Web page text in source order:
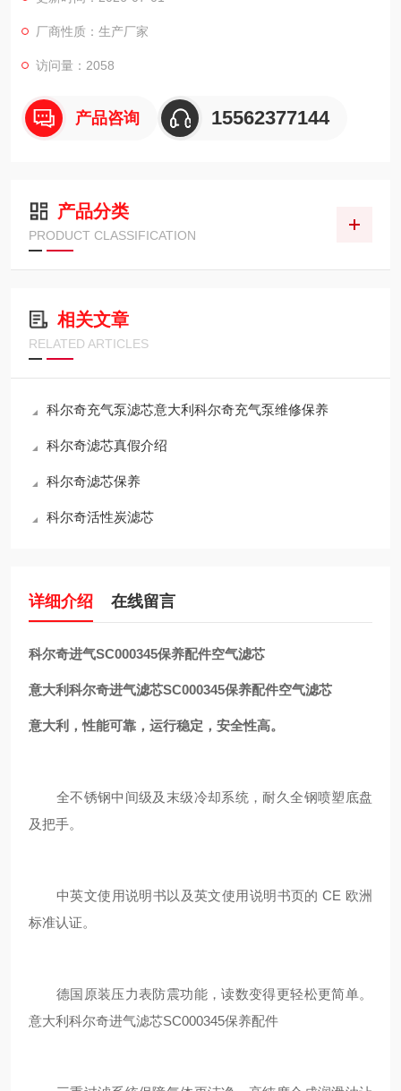
厂商性质：生产厂家
访问量：2058
产品咨询 15562377144
产品分类
PRODUCT CLASSIFICATION
相关文章
RELATED ARTICLES
科尔奇充气泵滤芯意大利科尔奇充气泵维修保养
科尔奇滤芯真假介绍
科尔奇滤芯保养
科尔奇活性炭滤芯
详细介绍 在线留言
科尔奇进气SC000345保养配件空气滤芯
意大利科尔奇进气滤芯SC000345保养配件空气滤芯
意大利，性能可靠，运行稳定，安全性高。
全不锈钢中间级及末级冷却系统，耐久全钢喷塑底盘
及把手。
中英文使用说明书以及英文使用说明书页的 CE 欧洲
标准认证。
德国原装压力表防震功能，读数变得更轻松更简单。
意大利科尔奇进气滤芯SC000345保养配件